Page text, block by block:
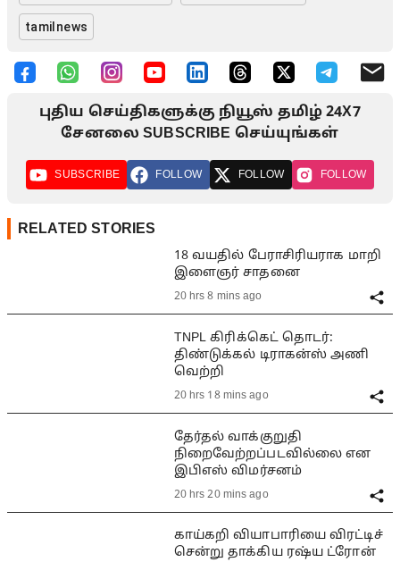
tamilnews
புதிய செய்திகளுக்கு நியூஸ் தமிழ் 24X7
சேனலை SUBSCRIBE செய்யுங்கள்
SUBSCRIBE FOLLOW FOLLOW FOLLOW
RELATED STORIES
18 வயதில் பேராசிரியராக மாறி
இளைஞர் சாதனை
20 hrs 8 mins ago
TNPL கிரிக்கெட் தொடர்:
திண்டுக்கல் டிராகன்ஸ் அணி
வெற்றி
20 hrs 18 mins ago
தேர்தல் வாக்குறுதி
நிறைவேற்றப்படவில்லை என
இபிஎஸ் விமர்சனம்
20 hrs 20 mins ago
காய்கறி வியாபாரியை விரட்டிச்
சென்று தாக்கிய ரஷ்ய ட்ரோன்